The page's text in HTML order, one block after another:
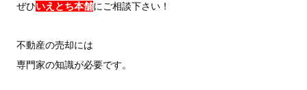
ぜひいえとち本舗にご相談下さい！
不動産の売却には
専門家の知識が必要です。